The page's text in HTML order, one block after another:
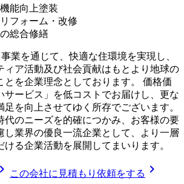
能向上塗装
フォーム・改修
総合修繕
業を通じて、快適な住環境を実現し、
ィア活動及び社会貢献はもとより地球の
とを企業理念としております。 価格価
サービス」を低コストでお届けし、更な
足を向上させてゆく所存でございます。
代のニーズを的確につかみ、お客様の要
し業界の優良一流企業として、より一層
る企業活動を展開してまいります。
chevron_right この会社に見積もり依頼をする chevron_right